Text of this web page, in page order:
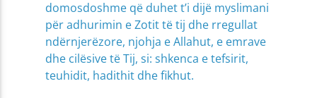
domosdoshme që duhet t’i dijë myslimani
për adhurimin e Zotit të tij dhe rregullat
ndërnjerëzore, njohja e Allahut, e emrave
dhe cilësive të Tij, si: shkenca e tefsirit,
teuhidit, hadithit dhe fikhut.